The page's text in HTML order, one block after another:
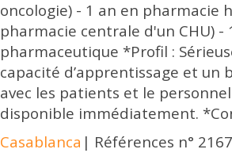
oncologie) - 1 an en pharmacie
pharmacie centrale d'un CHU)
pharmaceutique *Profil :
capacité d’apprentissage et un
avec les patients et le
disponible immédiatement.
Casablanca | Références n°